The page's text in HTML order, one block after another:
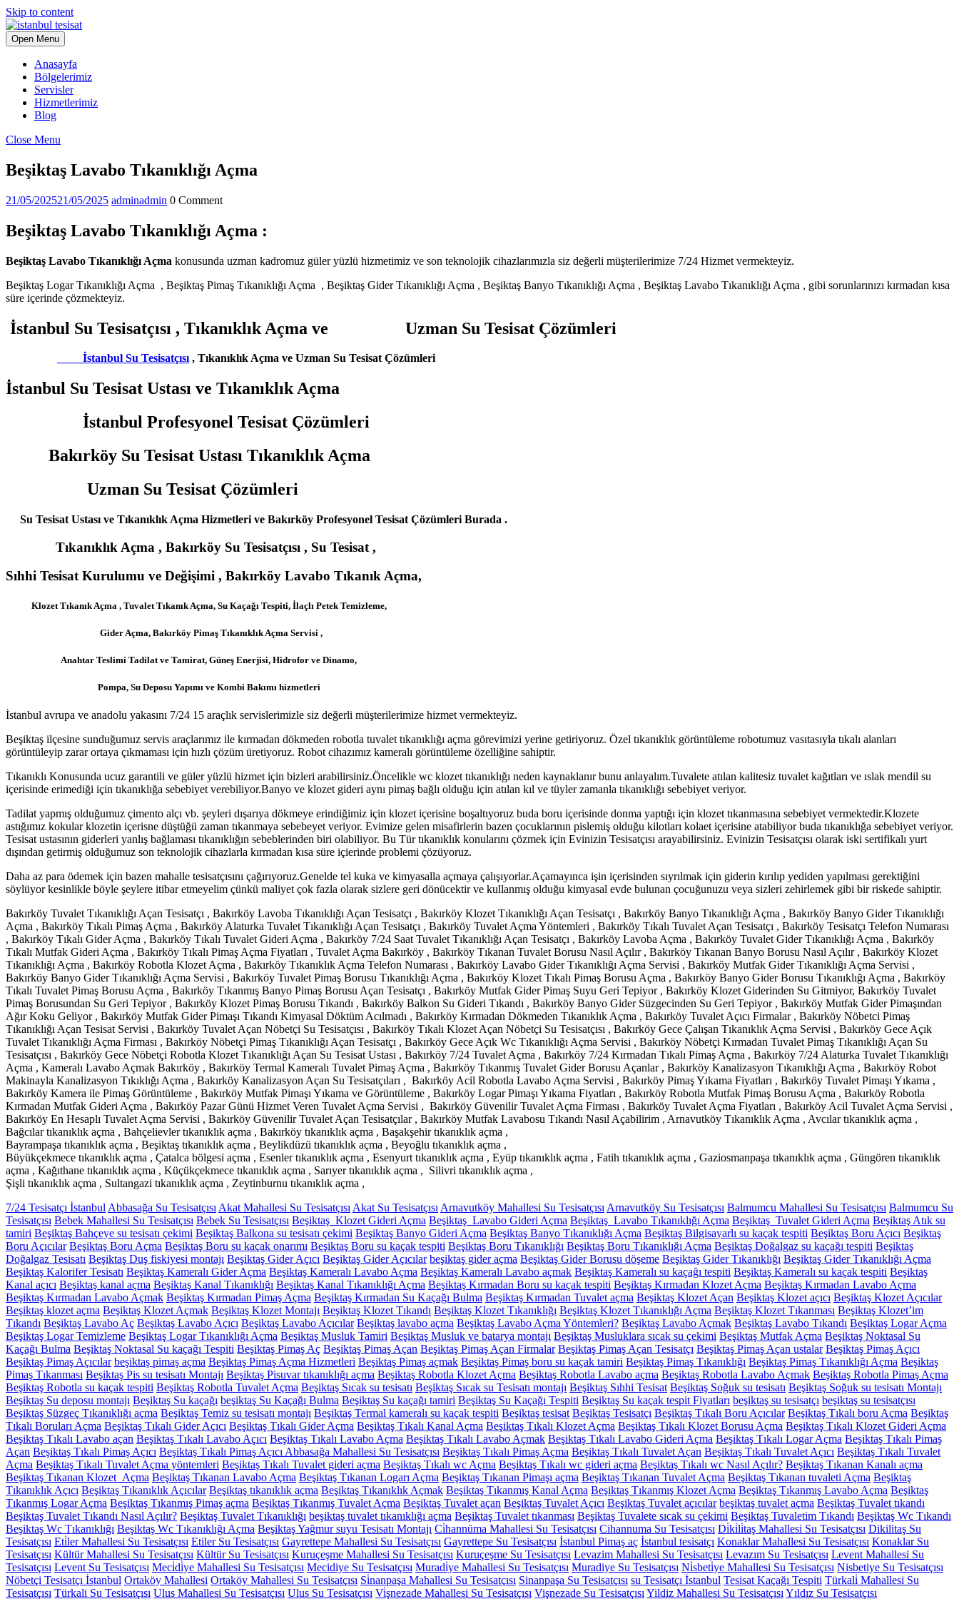
Skip to content
Open Menu
Anasayfa
Bölgelerimiz
Servisler
Hizmetlerimiz
Blog
Close Menu
Beşiktaş Lavabo Tıkanıklığı Açma
21/05/202521/05/2025 adminadmin 0 Comment
Beşiktaş Lavabo Tıkanıklığı Açma :
Beşiktaş Lavabo Tıkanıklığı Açma konusunda uzman kadromuz güler yüzlü hizmetimiz ve son teknolojik cihazlarımızla siz değerli müşterilerimize 7/24 Hizmet vermekteyiz.
Beşiktaş Logar Tıkanıklığı Açma , Beşiktaş Pimaş Tıkanıklığı Açma , Beşiktaş Gider Tıkanıklığı Açma , Beşiktaş Banyo Tıkanıklığı Açma , Beşiktaş Lavabo Tıkanıklığı Açma , gibi sorunlarınızı kırmadan kısa
süre içerinde çözmekteyiz.
İstanbul Su Tesisatçısı , Tıkanıklık Açma ve Uzman Su Tesisat Çözümleri
İstanbul Su Tesisatçısı, Tıkanıklık Açma ve Uzman Su Tesisat Çözümleri
İstanbul Su Tesisat Ustası ve Tıkanıklık Açma
İstanbul Profesyonel Tesisat Çözümleri
Bakırköy Su Tesisat Ustası Tıkanıklık Açma
Uzman Su Tesisat Çözümleri
Su Tesisat Ustası ve Tıkanıklık Açma Hizmetleri ve Bakırköy Profesyonel Tesisat Çözümleri Burada .
Tıkanıklık Açma , Bakırköy Su Tesisatçısı , Su Tesisat ,
Sıhhi Tesisat Kurulumu ve Değişimi , Bakırköy Lavabo Tıkanık Açma,
Klozet Tıkanık Açma , Tuvalet Tıkanık Açma, Su Kaçağı Tespiti, İlaçlı Petek Temizleme,
Gider Açma, Bakırköy Pimaş Tıkanıklık Açma Servisi ,
Anahtar Teslimi Tadilat ve Tamirat, Güneş Enerjisi, Hidrofor ve Dinamo,
Pompa, Su Deposu Yapımı ve Kombi Bakımı hizmetleri
İstanbul avrupa ve anadolu yakasını 7/24 15 araçlık servislerimizle siz değerli müşterilerimize hizmet vermekteyiz.
Beşiktaş ilçesine sunduğumuz servis araçlarımız ile kırmadan dökmeden robotla tuvalet tıkanıklığı açma görevimizi yerine getiriyoruz. Özel tıkanıklık görüntüleme robotumuz vasıtasıyla tıkalı alanları
görüntüleyip zarar ortaya çıkmaması için hızlı çözüm üretiyoruz. Robot cihazımız kameralı görüntüleme özelliğine sahiptir.
Tıkanıklı Konusunda ucuz garantili ve güler yüzlü hizmet için bizleri arabilirsiniz.Öncelikle wc klozet tıkanıklığı neden kaynaklanır bunu anlayalım.Tuvalete atılan kalitesiz tuvalet kağıtları ve ıslak mendil su
içerisinde erimediği için tıkanıklığa sebebiyet verebiliyor.Banyo ve klozet gideri aynı pimaş bağlı olduğu için atılan kıl ve tüyler zamanla tıkanıklığı sebebiyet veriyor.
Tadilat yapmış olduğumuz çimento alçı vb. şeyleri dışarıya dökmeye erindiğimiz için klozet içerisine boşaltıyoruz buda boru içerisinde donma yaptığı için klozet tıkanmasına sebebiyet vermektedir.Klozete
astığımız kokular klozetin içerisne düştüğü zaman tıkanmaya sebebeyet veriyor. Evimize gelen misafirlerin bazen çocuklarının pislemiş olduğu kilotları kolaet içerisine atabiliyor buda tıkanıklığa sebebiyet veriyor.
Tesisat ustasının giderleri yanlış bağlaması tıkanıklığın sebeblerinden biri olabiliyor. Bu Tür tıkanıklık konularını çözmek için Evinizin Tesisatçısı arayabilirsiniz. Evinizin Tesisatçısı olarak iski sertifikalı yurt
dışından getirmiş olduğumuz son teknolojik cihazlarla kırmadan kısa süre içierinde problemi çözüyoruz.
Daha az para ödemek için bazen mahalle tesisatçısını çağırıyoruz.Genelde tel kuka ve kimyasalla açmaya çalışıyorlar.Açamayınca işin içerisinden sıyrılmak için giderin kırılıp yediden yapılması gerektiğini
söylüyor kesinlikle böyle şeylere itibar etmeyelim çünkü maliyet çok fazla olarak sizlere geri dönücektir ve kullanmış olduğu kimyasal evde bulunan çocuğunuzu veya sizleri zehirlemek gibi bir riskede sahiptir.
Bakırköy Tuvalet Tıkanıklığı Açan Tesisatçı , Bakırköy Lavoba Tıkanıklığı Açan Tesisatçı , Bakırköy Klozet Tıkanıklığı Açan Tesisatçı , Bakırköy Banyo Tıkanıklığı Açma , Bakırköy Banyo Gider Tıkanıklığı
Açma , Bakırköy Tıkalı Pimaş Açma , Bakırköy Alaturka Tuvalet Tıkanıklığı Açan Tesisatçı , Bakırköy Tuvalet Açma Yöntemleri , Bakırköy Tıkalı Tuvalet Açan Tesisatçı , Bakırköy Tesisatçı Telefon Numarası
, Bakırköy Tıkalı Gider Açma , Bakırköy Tıkalı Tuvalet Gideri Açma , Bakırköy 7/24 Saat Tuvalet Tıkanıklığı Açan Tesisatçı , Bakırköy Lavoba Açma , Bakırköy Tuvalet Gider Tıkanıklığı Açma , Bakırköy
Tıkalı Mutfak Gideri Açma , Bakırköy Tıkalı Pimaş Açma Fiyatları , Tuvalet Açma Bakırköy , Bakırköy Tıkanan Tuvalet Borusu Nasıl Açılır , Bakırköy Tıkanan Banyo Borusu Nasıl Açılır , Bakırköy Klozet
Tıkanıklığı Açma , Bakırköy Robotla Klozet Açma , Bakırköy Tıkanıklık Açma Telefon Numarası , Bakırköy Lavabo Gider Tıkanıklığı Açma Servisi , Bakırköy Mutfak Gider Tıkanıklığı Açma Servisi ,
Bakırköy Banyo Gider Tıkanıklığı Açma Servisi , Bakırköy Tuvalet Pimaş Borusu Tıkanıklığı Açma , Bakırköy Klozet Tıkalı Pimaş Borusu Açma , Bakırköy Banyo Gider Borusu Tıkanıklığı Açma , Bakırköy
Tıkalı Tuvalet Pimaş Borusu Açma , Bakırköy Tıkanmış Banyo Pimaş Borusu Açan Tesisatçı , Bakırköy Mutfak Gider Pimaş Suyu Geri Tepiyor , Bakırköy Klozet Giderinden Su Gitmiyor, Bakırköy Tuvalet
Pimaş Borusundan Su Geri Tepiyor , Bakırköy Klozet Pimaş Borusu Tıkandı , Bakırköy Balkon Su Gideri Tıkandı , Bakırköy Banyo Gider Süzgecinden Su Geri Tepiyor , Bakırköy Mutfak Gider Pimaşından
Ağır Koku Geliyor , Bakırköy Mutfak Gider Pimaşı Tıkandı Kimyasal Döktüm Acılmadı , Bakırköy Kırmadan Dökmeden Tıkanıklık Açma , Bakırköy Tuvalet Açıcı Firmalar , Bakırköy Nöbetci Pimaş
Tıkanıklığı Açan Tesisat Servisi , Bakırköy Tuvalet Açan Nöbetçi Su Tesisatçısı , Bakırköy Tıkalı Klozet Açan Nöbetçi Su Tesisatçısı , Bakırköy Gece Çalışan Tıkanıklık Açma Servisi , Bakırköy Gece Açık
Tuvalet Tıkanıklığı Açma Firması , Bakırköy Nöbetçi Pimaş Tıkanıklığı Açan Tesisatçı , Bakırköy Gece Açık Wc Tıkanıklığı Açma Servisi , Bakırköy Nöbetçi Kırmadan Tuvalet Pimaş Tıkanıklığı Açan Su
Tesisatçısı , Bakırköy Gece Nöbetçi Robotla Klozet Tıkanıklığı Açan Su Tesisat Ustası , Bakırköy 7/24 Tuvalet Açma , Bakırköy 7/24 Kırmadan Tıkalı Pimaş Açma , Bakırköy 7/24 Alaturka Tuvalet Tıkanıklığı
Açma , Kameralı Lavabo Açmak Bakırköy , Bakırköy Termal Kameralı Tuvalet Pimaş Açma , Bakırköy Tıkanmış Tuvalet Gider Borusu Açanlar , Bakırköy Kanalizasyon Tıkanıklığı Açma , Bakırköy Robot
Makinayla Kanalizasyon Tıkıklığı Açma , Bakırköy Kanalizasyon Açan Su Tesisatçıları , Bakırköy Acil Robotla Lavabo Açma Servisi , Bakırköy Pimaş Yıkama Fiyatları , Bakırköy Tuvalet Pimaşı Yıkama ,
Bakırköy Kamera ile Pimaş Görüntüleme , Bakırköy Mutfak Pimaşı Yıkama ve Görüntüleme , Bakırköy Logar Pimaşı Yıkama Fiyatları , Bakırköy Robotla Mutfak Pimaş Borusu Açma , Bakırköy Robotla
Kırmadan Mutfak Gideri Açma , Bakırköy Pazar Günü Hizmet Veren Tuvalet Açma Servisi , Bakırköy Güvenilir Tuvalet Açma Firması , Bakırköy Tuvalet Açma Fiyatları , Bakırköy Acil Tuvalet Açma Servisi ,
Bakırköy En Hesaplı Tuvalet Açma Servisi , Bakırköy Güvenilir Tuvalet Açan Tesisatçılar , Bakırköy Mutfak Lavabosu Tıkandı Nasıl Açabilirim , Arnavutköy Tıkanıklık Açma , Avcılar tıkanıklık açma ,
Bağcılar tıkanıklık açma , Bahçelievler tıkanıklık açma , Bakırköy tıkanıklık açma , Başakşehir tıkanıklık açma ,
Bayrampaşa tıkanıklık açma , Beşiktaş tıkanıklık açma , Beylikdüzü tıkanıklık açma , Beyoğlu tıkanıklık açma ,
Büyükçekmece tıkanıklık açma , Çatalca bölgesi açma , Esenler tıkanıklık açma , Esenyurt tıkanıklık açma , Eyüp tıkanıklık açma , Fatih tıkanıklık açma , Gaziosmanpaşa tıkanıklık açma , Güngören tıkanıklık
açma , Kağıthane tıkanıklık açma , Küçükçekmece tıkanıklık açma , Sarıyer tıkanıklık açma , Silivri tıkanıklık açma ,
Şişli tıkanıklık açma , Sultangazi tıkanıklık açma , Zeytinburnu tıkanıklık açma ,
7/24 Tesisatçı İstanbul Abbasağa Su Tesisatçısı Akat Mahallesi Su Tesisatçısı Akat Su Tesisatçısı Arnavutköy Mahallesi Su Tesisatçısı Arnavutköy Su Tesisatçısı Balmumcu Mahallesi Su Tesisatçısı Balmumcu Su
Tesisatçısı Bebek Mahallesi Su Tesisatçısı Bebek Su Tesisatçısı Beşiktaş Klozet Gideri Açma Beşiktaş Lavabo Gideri Açma Beşiktaş Lavabo Tıkanıklığı Açma Beşiktaş Tuvalet Gideri Açma Beşiktaş Atık su
tamiri Beşiktaş Bahçeye su tesisatı çekimi Beşiktaş Balkona su tesisatı çekimi Beşiktaş Banyo Gideri Açma Beşiktaş Banyo Tıkanıklığı Açma Beşiktaş Bilgisayarlı su kaçak tespiti Beşiktaş Boru Açıcı Beşiktaş
Boru Açıcılar Beşiktaş Boru Açma Beşiktaş Boru su kaçak onarımı Beşiktaş Boru su kaçak tespiti Beşiktaş Boru Tıkanıklığı Beşiktaş Boru Tıkanıklığı Açma Beşiktaş Doğalgaz su kaçağı tespiti Beşiktaş
Doğalgaz Tesisatı Beşiktaş Duş fiskiyesi montajı Beşiktaş Gider Açıcı Beşiktaş Gider Açıcılar beşiktaş gider açma Beşiktaş Gider Borusu döşeme Beşiktaş Gider Tıkanıklığı Beşiktaş Gider Tıkanıklığı Açma
Beşiktaş Kalorifer Tesisatı Beşiktaş Kameralı Gider Açma Beşiktaş Kameralı Lavabo Açma Beşiktaş Kameralı Lavabo açmak Beşiktaş Kameralı su kaçağı tespiti Beşiktaş Kameralı su kaçak tespiti Beşiktaş
Kanal açıcı Beşiktaş kanal açma Beşiktaş Kanal Tıkanıklığı Beşiktaş Kanal Tıkanıklığı Açma Beşiktaş Kırmadan Boru su kaçak tespiti Beşiktaş Kırmadan Klozet Açma Beşiktaş Kırmadan Lavabo Açma
Beşiktaş Kırmadan Lavabo Açmak Beşiktaş Kırmadan Pimaş Açma Beşiktaş Kırmadan Su Kaçağı Bulma Beşiktaş Kırmadan Tuvalet açma Beşiktaş Klozet Açan Beşiktaş Klozet açıcı Beşiktaş Klozet Açıcılar
Beşiktaş klozet açma Beşiktaş Klozet Açmak Beşiktaş Klozet Montajı Beşiktaş Klozet Tıkandı Beşiktaş Klozet Tıkanıklığı Beşiktaş Klozet Tıkanıklığı Açma Beşiktaş Klozet Tıkanması Beşiktaş Klozet’im
Tıkandı Beşiktaş Lavabo Aç Beşiktaş Lavabo Açıcı Beşiktaş Lavabo Açıcılar Beşiktaş lavabo açma Beşiktaş Lavabo Açma Yöntemleri? Beşiktaş Lavabo Açmak Beşiktaş Lavabo Tıkandı Beşiktaş Logar Açma
Beşiktaş Logar Temizleme Beşiktaş Logar Tıkanıklığı Açma Beşiktaş Musluk Tamiri Beşiktaş Musluk ve batarya montajı Beşiktaş Musluklara sıcak su çekimi Beşiktaş Mutfak Açma Beşiktaş Noktasal Su
Kaçağı Bulma Beşiktaş Noktasal Su kaçağı Tespiti Beşiktaş Pimaş Aç Beşiktaş Pimaş Açan Beşiktaş Pimaş Açan Firmalar Beşiktaş Pimaş Açan Tesisatçı Beşiktaş Pimaş Açan ustalar Beşiktaş Pimaş Açıcı
Beşiktaş Pimaş Açıcılar beşiktaş pimaş açma Beşiktaş Pimaş Açma Hizmetleri Beşiktaş Pimaş açmak Beşiktaş Pimaş boru su kaçak tamiri Beşiktaş Pimaş Tıkanıklığı Beşiktaş Pimaş Tıkanıklığı Açma Beşiktaş
Pimaş Tıkanması Beşiktaş Pis su tesisatı Montajı Beşiktaş Pisuvar tıkanıklığı açma Beşiktaş Robotla Klozet Açma Beşiktaş Robotla Lavabo açma Beşiktaş Robotla Lavabo Açmak Beşiktaş Robotla Pimaş Açma
Beşiktaş Robotla su kaçak tespiti Beşiktaş Robotla Tuvalet Açma Beşiktaş Sıcak su tesisatı Beşiktaş Sıcak su Tesisatı montajı Beşiktaş Sıhhi Tesisat Beşiktaş Soğuk su tesisatı Beşiktaş Soğuk su tesisatı Montajı
Beşiktaş Su deposu montajı Beşiktaş Su kaçağı beşiktaş Su Kaçağı Bulma Beşiktaş Su kaçağı tamiri Beşiktaş Su Kaçağı Tespiti Beşiktaş Su kaçak tespit Fiyatları beşiktaş su tesisatçı beşiktaş su tesisatçısı
Beşiktaş Süzgeç Tıkanıklığı açma Beşiktaş Temiz su tesisatı montajı Beşiktaş Termal kameralı su kaçak tespiti Beşiktaş tesisat Beşiktaş Tesisatçı Beşiktaş Tıkalı Boru Açıcılar Beşiktaş Tıkalı boru Açma Beşiktaş
Tıkalı Boruları Açma Beşiktaş Tıkalı Gider Açıcı Beşiktaş Tıkalı Gider Açma Beşiktaş Tıkalı Kanal Açma Beşiktaş Tıkalı Klozet Açma Beşiktaş Tıkalı Klozet Borusu Açma Beşiktaş Tıkalı Klozet Gideri Açma
Beşiktaş Tıkalı Lavabo açan Beşiktaş Tıkalı Lavabo Açıcı Beşiktaş Tıkalı Lavabo Açma Beşiktaş Tıkalı Lavabo Açmak Beşiktaş Tıkalı Lavabo Gideri Açma Beşiktaş Tıkalı Logar Açma Beşiktaş Tıkalı Pimaş
Açan Beşiktaş Tıkalı Pimaş Açıcı Beşiktaş Tıkalı Pimaş Açıcı Abbasağa Mahallesi Su Tesisatçısı Beşiktaş Tıkalı Pimaş Açma Beşiktaş Tıkalı Tuvalet Açan Beşiktaş Tıkalı Tuvalet Açıcı Beşiktaş Tıkalı Tuvalet
Açma Beşiktaş Tıkalı Tuvalet Açma yöntemleri Beşiktaş Tıkalı Tuvalet gideri açma Beşiktaş Tıkalı wc Açma Beşiktaş Tıkalı wc gideri açma Beşiktaş Tıkalı wc Nasıl Açılır? Beşiktaş Tıkanan Kanalı açma
Beşiktaş Tıkanan Klozet Açma Beşiktaş Tıkanan Lavabo Açma Beşiktaş Tıkanan Logarı Açma Beşiktaş Tıkanan Pimaşı açma Beşiktaş Tıkanan Tuvalet Açma Beşiktaş Tıkanan tuvaleti Açma Beşiktaş
Tıkanıklık Açıcı Beşiktaş Tıkanıklık Açıcılar Beşiktaş tıkanıklık açma Beşiktaş Tıkanıklık Açmak Beşiktaş Tıkanmış Kanal Açma Beşiktaş Tıkanmış Klozet Açma Beşiktaş Tıkanmış Lavabo Açma Beşiktaş
Tıkanmış Logar Açma Beşiktaş Tıkanmış Pimaş açma Beşiktaş Tıkanmış Tuvalet Açma Beşiktaş Tuvalet açan Beşiktaş Tuvalet Açıcı Beşiktaş Tuvalet açıcılar beşiktaş tuvalet açma Beşiktaş Tuvalet tıkandı
Beşiktaş Tuvalet Tıkandı Nasıl Açılır? Beşiktaş Tuvalet Tıkanıklığı beşiktaş tuvalet tıkanıklığı açma Beşiktaş Tuvalet tıkanması Beşiktaş Tuvalete sıcak su çekimi Beşiktaş Tuvaletim Tıkandı Beşiktaş Wc Tıkandı
Beşiktaş Wc Tıkanıklığı Beşiktaş Wc Tıkanıklığı Açma Beşiktaş Yağmur suyu Tesisatı Montajı Ci̇hannüma Mahallesi Su Tesisatçısı Cihannuma Su Tesisatçısı Di̇ki̇li̇taş Mahallesi Su Tesisatçısı Dikilitaş Su
Tesisatçısı Eti̇ler Mahallesi Su Tesisatçısı Etiler Su Tesisatçısı Gayrettepe Mahallesi Su Tesisatçısı Gayrettepe Su Tesisatçısı İstanbul Pimaş aç İstanbul tesisatçı Konaklar Mahallesi Su Tesisatçısı Konaklar Su
Tesisatçısı Kültür Mahallesi Su Tesisatçısı Kültür Su Tesisatçısı Kuruçeşme Mahallesi Su Tesisatçısı Kuruçeşme Su Tesisatçısı Levazim Mahallesi Su Tesisatçısı Levazım Su Tesisatçısı Levent Mahallesi Su
Tesisatçısı Levent Su Tesisatçısı Meci̇di̇ye Mahallesi Su Tesisatçısı Mecidiye Su Tesisatçısı Muradi̇ye Mahallesi Su Tesisatçısı Muradiye Su Tesisatçısı Ni̇sbeti̇ye Mahallesi Su Tesisatçısı Nisbetiye Su Tesisatçısı
Nöbetçi Tesisatçı İstanbul Ortaköy Mahallesi Ortaköy Mahallesi Su Tesisatçısı Si̇nanpaşa Mahallesi Su Tesisatçısı Sinanpaşa Su Tesisatçısı su Tesisatçı İstanbul Tesisat Kaçağı Tespiti Türkali̇ Mahallesi Su
Tesisatçısı Türkali Su Tesisatçısı Ulus Mahallesi Su Tesisatçısı Ulus Su Tesisatçısı Vi̇şnezade Mahallesi Su Tesisatçısı Vişnezade Su Tesisatçısı Yildiz Mahallesi Su Tesisatçısı Yıldız Su Tesisatçısı